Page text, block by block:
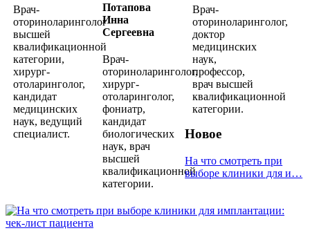
Врач-
оториноларинголог
высшей
квалификационной
категории,
хирург-
отоларинголог,
кандидат
медицинских
наук, ведущий
специалист.
Потапова
Инна
Сергеевна
Врач-
оториноларинголог,
хирург-
отоларинголог,
фониатр,
кандидат
биологических
наук, врач
высшей
квалификационной
категории.
Врач-
оториноларинголог,
доктор
медицинских
наук,
профессор,
врач высшей
квалификационной
категории.
Новое
На что смотреть при
выборе клиники для и…